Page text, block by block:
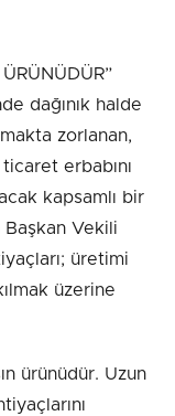
dağınık halde
zorlanan,
erbabını
kapsamlı bir
Başkan Vekili
üretimi
üzerine
ürünüdür. Uzun